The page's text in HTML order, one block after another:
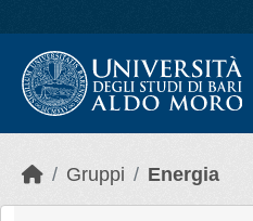
Gruppi Energia